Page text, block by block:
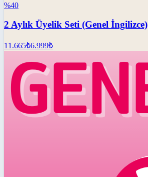
%40
2 Aylık Üyelik Seti (Genel İngilizce)
11.665₺6.999₺